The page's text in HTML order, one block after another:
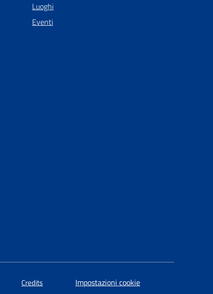
Luoghi
Eventi
Credits Impostazioni cookie